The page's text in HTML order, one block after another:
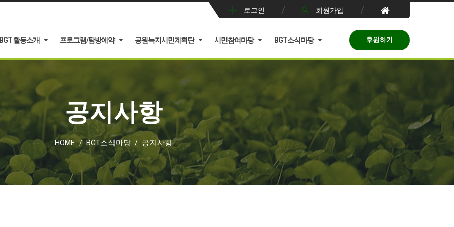
로그인 회원가입
후원하기
활동소개 프로그램/탐방예약 공원녹지시민계획단 시민참여마당 BGT소식마당
공지사항
HOME / BGT소식마당 / 공지사항